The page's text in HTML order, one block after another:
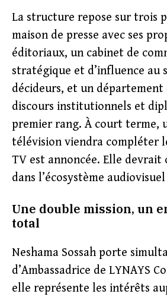
La structure repose sur trois
maison de presse avec ses
éditoriaux, un cabinet de
stratégique et d’influence au
décideurs, et un
discours institutionnels et
premier rang. À court terme,
télévision viendra compléter
TV est annoncée. Elle devrait
dans l’écosystème
Une double mission, un
total
Neshama Sossah porte
d’Ambassadrice de LYNAYS
elle représente les intérêts